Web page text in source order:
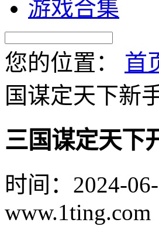
游戏合集
您的位置： 首
国谋定天下新
三国谋定天下
时间：2024-
www.1ting.com